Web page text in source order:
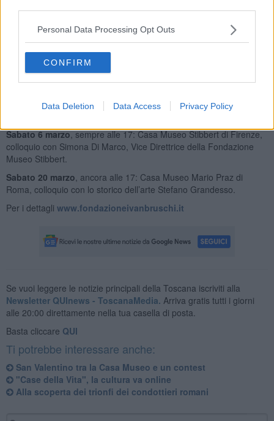
Personal Data Processing Opt Outs
CONFIRM
Data Deletion Data Access Privacy Policy
L’incontro di sabato fa parte del format
“Case della Vita - Curatori
e studiosi a colloquio con Carlo Sisi”,ideato dalla Fondazione
culturali che, facendo capo ad Arezzo, promuovono il dialogo e lo
scambio con alcune delle più importanti case museo d'Italia.
Casa Morandi di Bologna, colloquio con Marilena Pasquali,
Sabato 6 marzo, sempre alle 17: Casa Museo Stibbert di Firenze,
colloquio con Simona Di Marco, Vice Direttrice della Fondazione
Museo Stibbert.
Sabato 20 marzo , ancora alle 17: Casa Museo Mario Praz di
Roma, colloquio con lo storico dell’arte Stefano Grandesso.
Per i dettagli www.fondazioneivanbruschi.it
Se vuoi leggere le notizie principali della Toscana iscriviti alla
Newsletter QUInews - ToscanaMedia. Arriva gratis tutti i giorni
alle 20:00 direttamente nella tua casella di posta.
Basta cliccare QUI
Ti potrebbe interessare anche:
San Valentino tra la Casa Museo e un contest
"Case della Vita", la cultura va online
Alla scoperta dei trionfi dei condottieri romani